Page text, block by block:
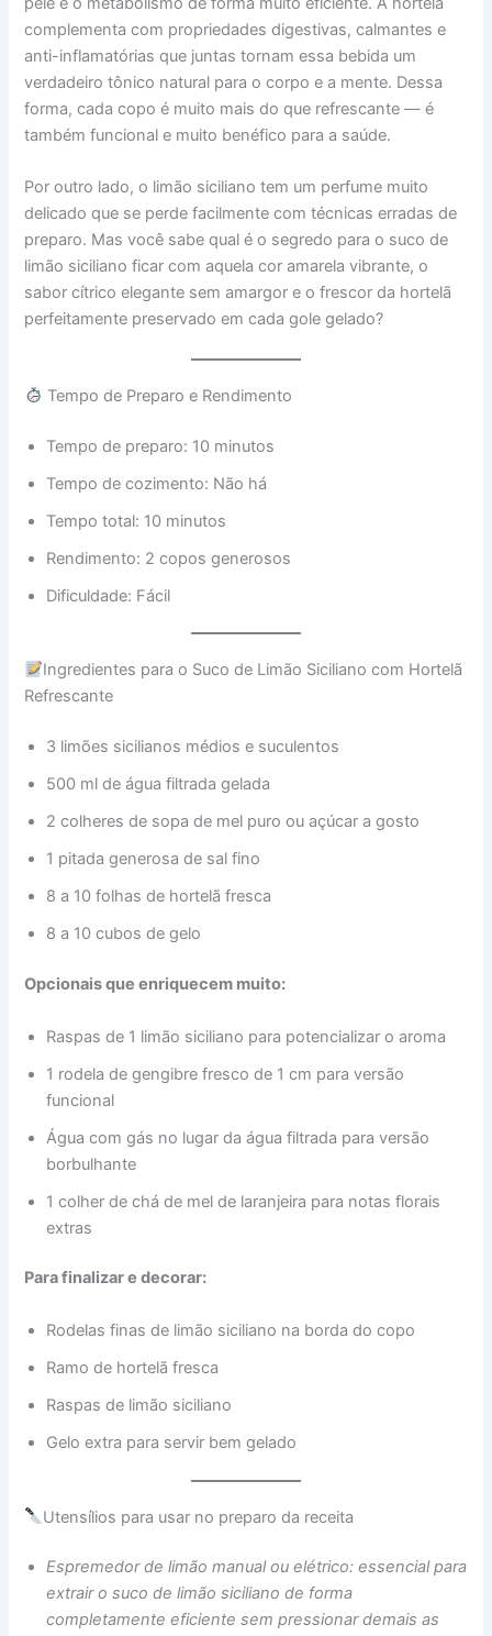
complementa com propriedades digestivas, calmantes e
anti-inflamatórias que juntas tornam essa bebida um
verdadeiro tônico natural para o corpo e a mente. Dessa
forma, cada copo é muito mais do que refrescante — é
também funcional e muito benéfico para a saúde.
Por outro lado, o limão siciliano tem um perfume muito
delicado que se perde facilmente com técnicas erradas de
preparo. Mas você sabe qual é o segredo para o suco de
limão siciliano ficar com aquela cor amarela vibrante, o
sabor cítrico elegante sem amargor e o frescor da hortelã
perfeitamente preservado em cada gole gelado?
Tempo de Preparo e Rendimento
Tempo de preparo: 10 minutos
Tempo de cozimento: Não há
Tempo total: 10 minutos
Rendimento: 2 copos generosos
Dificuldade: Fácil
Ingredientes para o Suco de Limão Siciliano com Hortelã
Refrescante
3 limões sicilianos médios e suculentos
500 ml de água filtrada gelada
2 colheres de sopa de mel puro ou açúcar a gosto
1 pitada generosa de sal fino
8 a 10 folhas de hortelã fresca
8 a 10 cubos de gelo
Opcionais que enriquecem muito:
Raspas de 1 limão siciliano para potencializar o aroma
1 rodela de gengibre fresco de 1 cm para versão
funcional
Água com gás no lugar da água filtrada para versão
borbulhante
1 colher de chá de mel de laranjeira para notas florais
extras
Para finalizar e decorar:
Rodelas finas de limão siciliano na borda do copo
Ramo de hortelã fresca
Raspas de limão siciliano
Gelo extra para servir bem gelado
Utensílios para usar no preparo da receita
Espremedor de limão manual ou elétrico: essencial para
extrair o suco de limão siciliano de forma
completamente eficiente sem pressionar demais as